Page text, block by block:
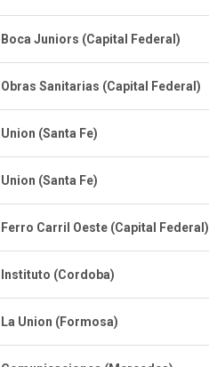
Boca Juniors (Capital Federal)
Obras Sanitarias (Capital Federal)
Union (Santa Fe)
Union (Santa Fe)
Ferro Carril Oeste (Capital Federal)
Instituto (Cordoba)
La Union (Formosa)